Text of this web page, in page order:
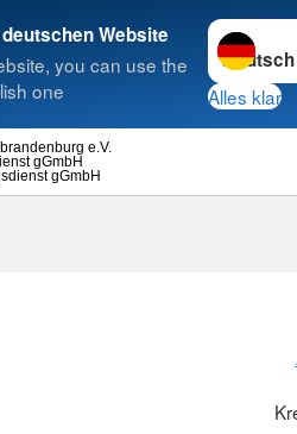
Website
you can use the
one
Sprache
Alles klar
gGmbH
gGmbH
e.V.
Suche